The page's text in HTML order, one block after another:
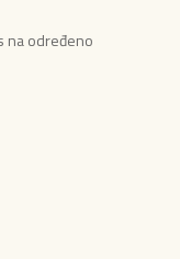
na određeno